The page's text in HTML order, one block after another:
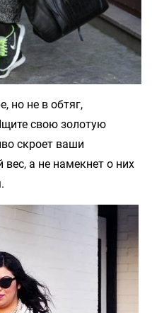
но не в обтяг,
свою золотую
скроет ваши
а не намекнет о них